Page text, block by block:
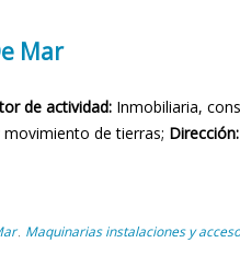
Mar
de actividad:Inmobiliaria,
movimiento de tierras; Dirección:
, Maquinarias instalaciones y